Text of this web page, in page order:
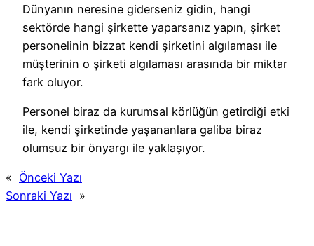
Dünyanın neresine giderseniz gidin, hangi
sektörde hangi şirkette yaparsanız yapın, şirket
personelinin bizzat kendi şirketini algılaması ile
müşterinin o şirketi algılaması arasında bir miktar
fark oluyor.
Personel biraz da kurumsal körlüğün getirdiği etki
ile, kendi şirketinde yaşananlara galiba biraz
olumsuz bir önyargı ile yaklaşıyor.
« Önceki Yazı
Sonraki Yazı »